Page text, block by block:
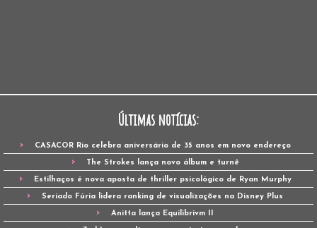
Últimas notícias:
CASACOR Rio celebra aniversário de 35 anos em novo endereço
The Strokes lança novo álbum e turnê
Estilhaços é nova aposta de thriller psicológico de Ryan Murphy
Seriado Fúria lidera ranking de visualizações na Disney Plus
Anitta lança Equilibrivm II